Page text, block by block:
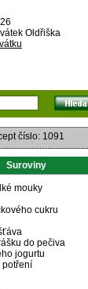
Oldřiška
číslo: 1091
Suroviny
mouky
cukru
do pečiva
jogurtu
potření